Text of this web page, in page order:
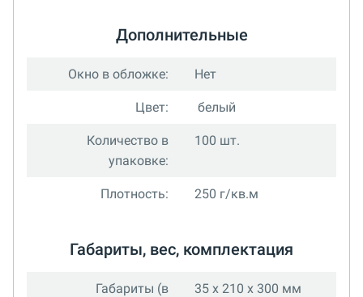
Дополнительные
Окно в обложке: Нет
Цвет: белый
Количество в
упаковке:
100 шт.
Плотность: 250 г/кв.м
Габариты, вес, комплектация
Габариты (в
35 x 210 x 300 мм